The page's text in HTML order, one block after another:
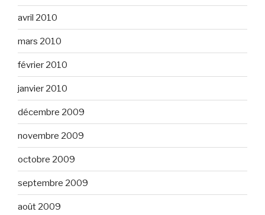
avril 2010
mars 2010
février 2010
janvier 2010
décembre 2009
novembre 2009
octobre 2009
septembre 2009
août 2009